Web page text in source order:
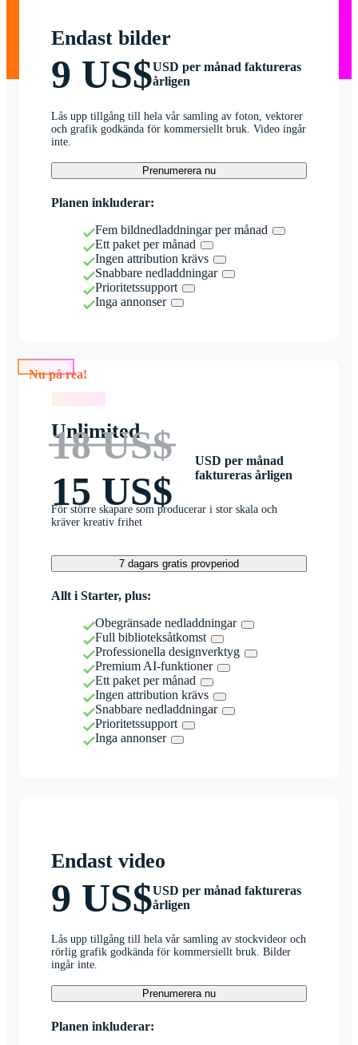
Endast bilder
9 US$USD per månad faktureras
årligen
Lås upp tillgång till hela vår samling av foton, vektorer
och grafik godkända för kommersiellt bruk. Video ingår
inte.
Prenumerera nu
Planen inkluderar:
Fem bildnedladdningar per månad
Ett paket per månad
Ingen attribution krävs
Snabbare nedladdningar
Prioritetssupport
Inga annonser
Nu på rea!
Unlimited
18 US$
15 US$
USD per månad
faktureras årligen
För större skapare som producerar i stor skala och
kräver kreativ frihet
7 dagars gratis provperiod
Allt i Starter, plus:
Obegränsade nedladdningar
Full biblioteksåtkomst
Professionella designverktyg
Premium AI-funktioner
Ett paket per månad
Ingen attribution krävs
Snabbare nedladdningar
Prioritetssupport
Inga annonser
Endast video
9 US$USD per månad faktureras
årligen
Lås upp tillgång till hela vår samling av stockvideor och
rörlig grafik godkända för kommersiellt bruk. Bilder
ingår inte.
Prenumerera nu
Planen inkluderar: